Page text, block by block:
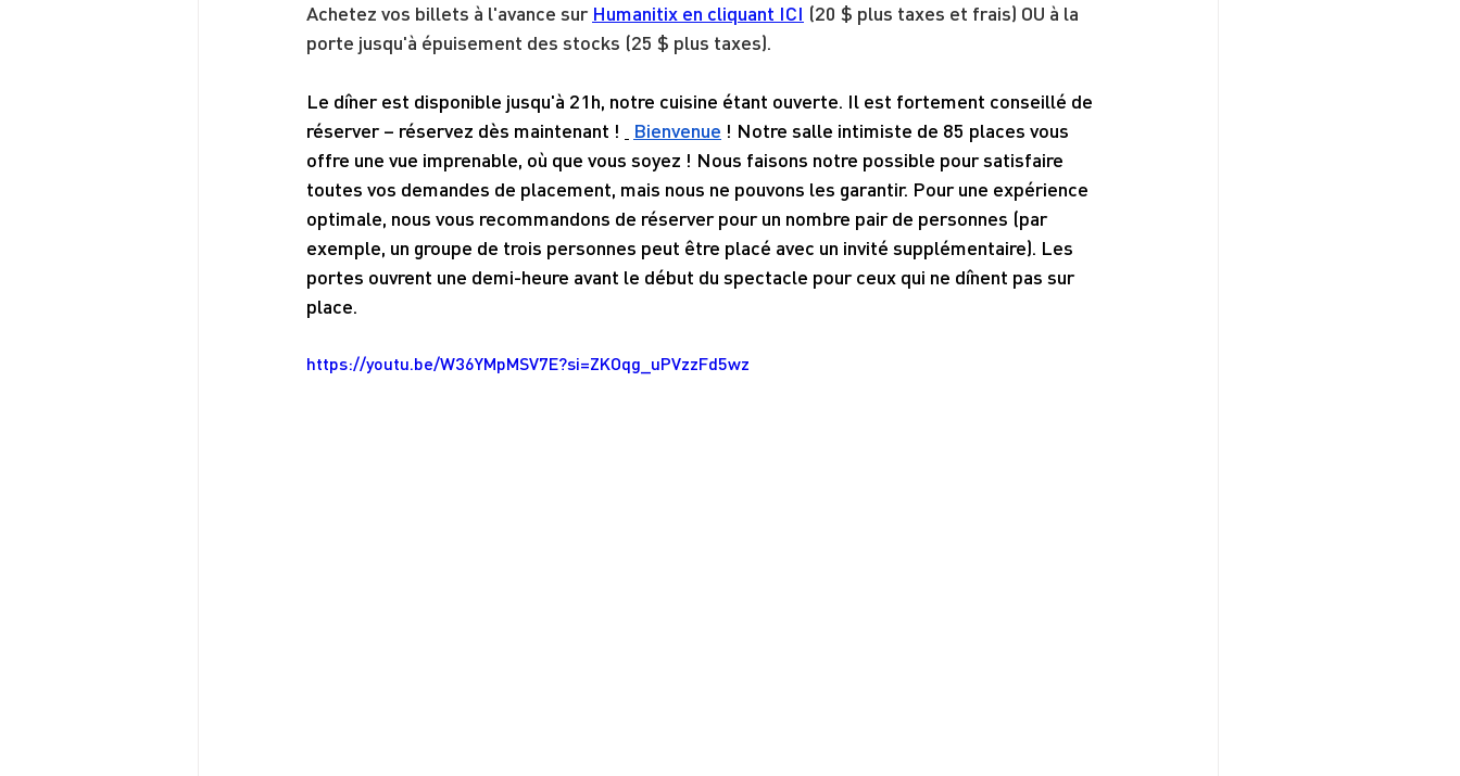
Achetez vos billets à l'avance sur Humanitix en cliquant ICI (20 $ plus taxes et frais) OU à la
porte jusqu'à épuisement des stocks (25 $ plus taxes).
Le dîner est disponible jusqu'à 21h, notre cuisine étant ouverte. Il est fortement conseillé de
réserver – réservez dès maintenant !
Bienvenue ! Notre salle intimiste de 85 places vous
offre une vue imprenable, où que vous soyez ! Nous faisons notre possible pour satisfaire
toutes vos demandes de placement, mais nous ne pouvons les garantir. Pour une expérience
optimale, nous vous recommandons de réserver pour un nombre pair de personnes (par
exemple, un groupe de trois personnes peut être placé avec un invité supplémentaire). Les
portes ouvrent une demi-heure avant le début du spectacle pour ceux qui ne dînent pas sur
place.
https://youtu.be/W36YMpMSV7E?si=ZKOqg_uPVzzFd5wz